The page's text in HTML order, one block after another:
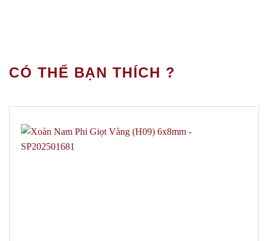
CÓ THỂ BẠN THÍCH ?